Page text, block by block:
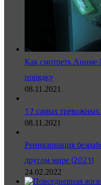
Как смотреть
порядку
08.11.2021
17 самых
08.11.2021
Реинкарнация
другом мире (2021)
24.02.2022